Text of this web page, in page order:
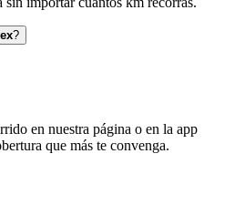
?
en nuestra página o en la app
que más te convenga.